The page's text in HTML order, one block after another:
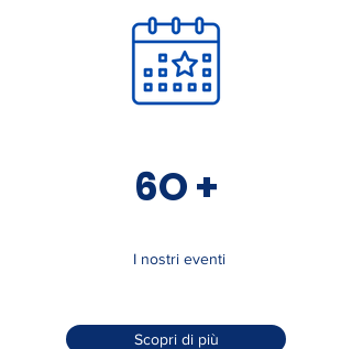
6O +
I nostri eventi
Scopri di più